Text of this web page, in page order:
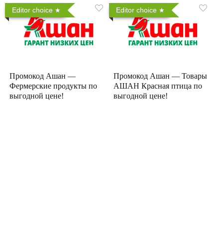
Editor choice
Промокод Ашан —
Фермерские продукты по
выгодной цене!
Editor choice
Промокод Ашан — Товары
АШАН Красная птица по
выгодной цене!